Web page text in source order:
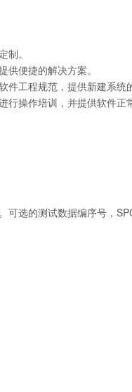
制。
便捷的解决方案。
件工程规范，提供新建系
操作培训，并提供软件正
可选的测试数据编序号，